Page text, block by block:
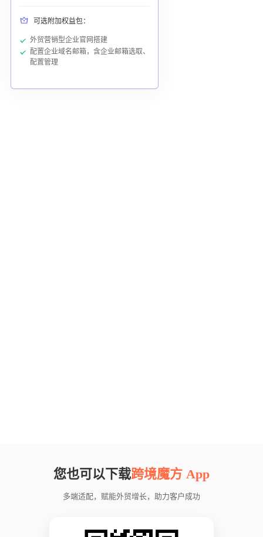
可选附加权益包：
外贸营销型企业官网搭建
配置企业域名邮箱，含企业邮箱选取、
配置管理
您也可以下载跨境魔方 App
多端适配，赋能外贸增长，助力客户成功